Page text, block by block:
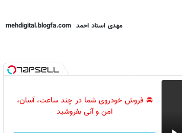
مهدی استاد احمد mehdigital.blogfa.com
🚘 فروش خودروی شما در چند ساعت، آسان،
امن و آنی بفروشید